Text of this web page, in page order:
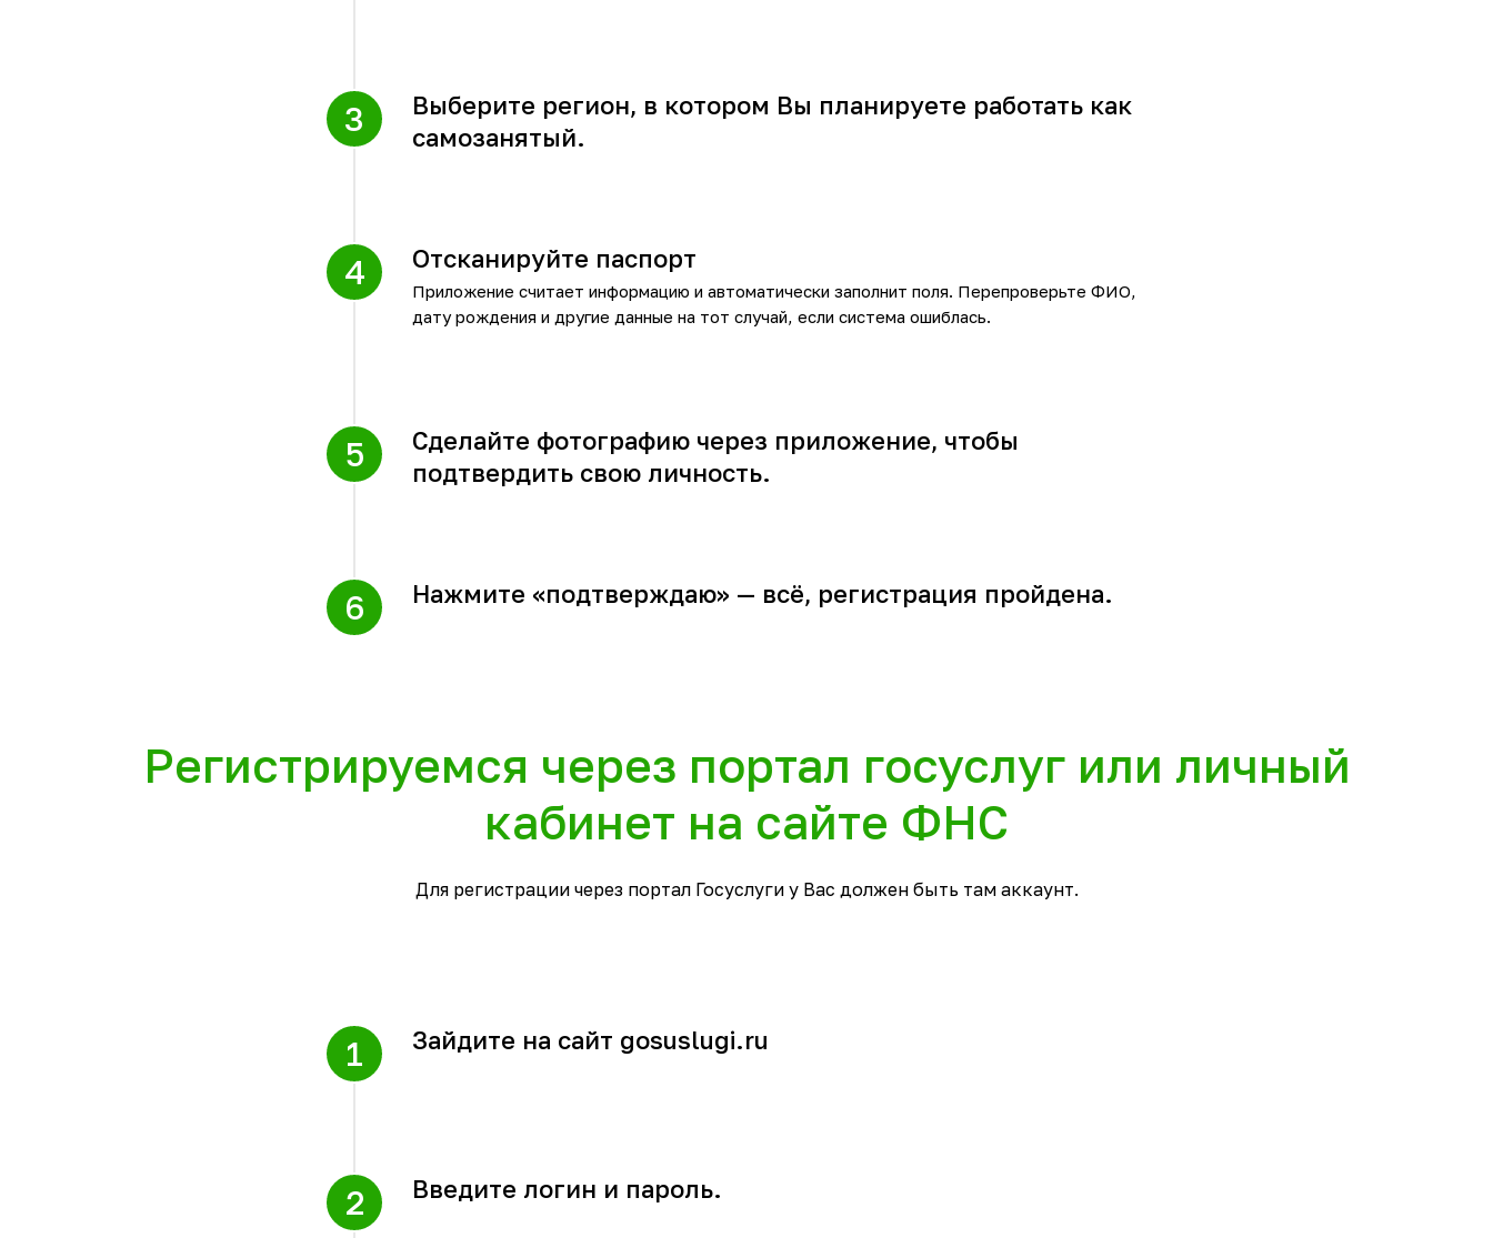
Выберите регион, в котором Вы планируете работать как
самозанятый.
Отсканируйте паспорт
Приложение считает информацию и автоматически заполнит поля. Перепроверьте ФИО,
дату рождения и другие данные на тот случай, если система ошиблась.
Сделайте фотографию через приложение, чтобы
подтвердить свою личность.
Нажмите «подтверждаю» — всё, регистрация пройдена.
Регистрируемся через портал госуслуг или личный
кабинет на сайте ФНС
Для регистрации через портал Госуслуги у Вас должен быть там аккаунт.
Зайдите на сайт gosuslugi.ru
Введите логин и пароль.